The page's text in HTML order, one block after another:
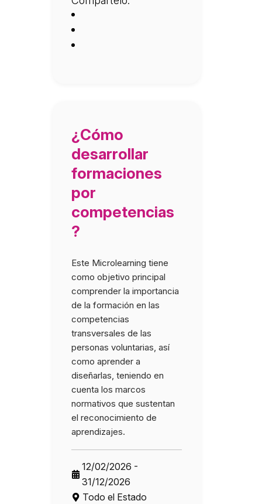
¿Cómo
desarrollar
formaciones
por
competencias
?
Este Microlearning tiene
como objetivo principal
comprender la importancia
de la formación en las
competencias
transversales de las
personas voluntarias, así
como aprender a
diseñarlas, teniendo en
cuenta los marcos
normativos que sustentan
el reconocimiento de
aprendizajes.
12/02/2026 -
31/12/2026
Todo el Estado